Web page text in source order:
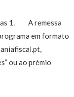
1. A remessa
em formato
ou ao prémio